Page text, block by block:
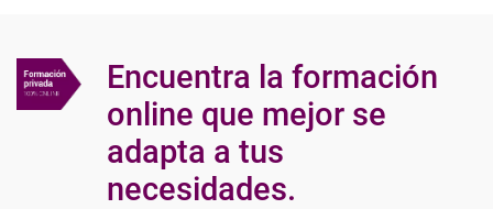
Encuentra la formación
online que mejor se
adapta a tus
necesidades.